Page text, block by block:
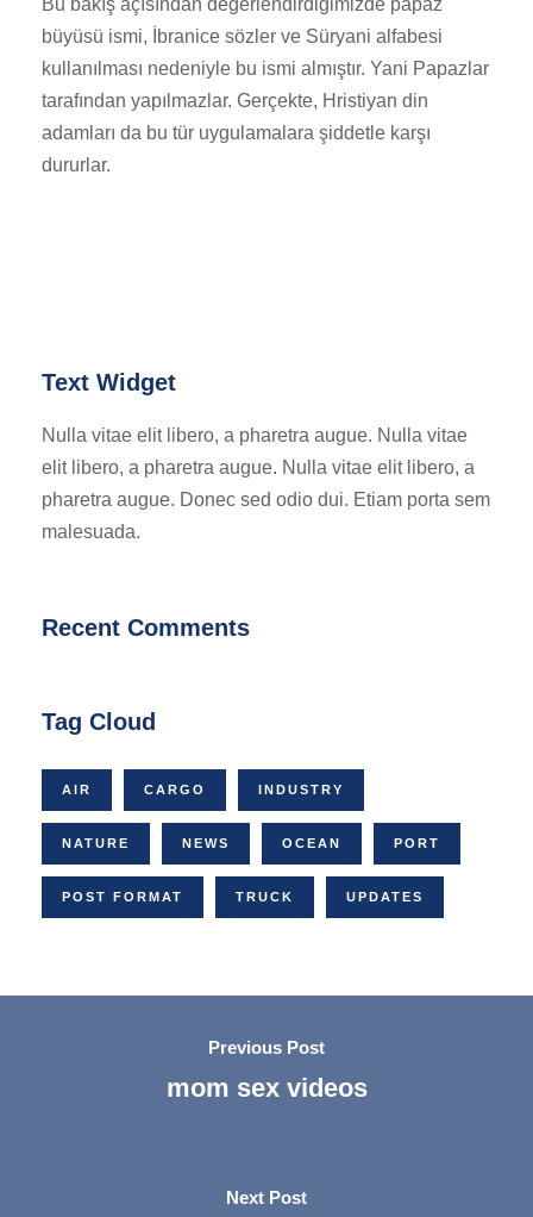
Bu bakış açısından değerlendirdiğimizde papaz
büyüsü ismi, İbranice sözler ve Süryani alfabesi
kullanılması nedeniyle bu ismi almıştır. Yani Papazlar
tarafından yapılmazlar. Gerçekte, Hristiyan din
adamları da bu tür uygulamalara şiddetle karşı
dururlar.
Text Widget
Nulla vitae elit libero, a pharetra augue. Nulla vitae
elit libero, a pharetra augue. Nulla vitae elit libero, a
pharetra augue. Donec sed odio dui. Etiam porta sem
malesuada.
Recent Comments
Tag Cloud
AIR CARGO INDUSTRY
NATURE NEWS OCEAN PORT
POST FORMAT TRUCK UPDATES
Previous Post
mom sex videos
Next Post